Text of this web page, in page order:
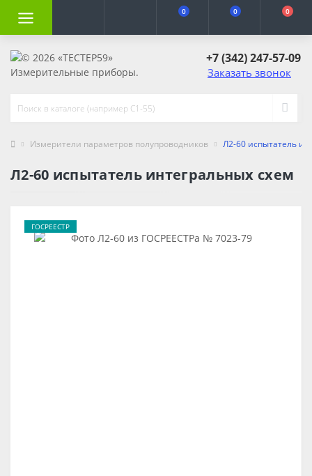
0 0 0
+7 (342) 247-57-09
Заказать звонок
Измерители параметров полупроводников Л2-60 испытатель
Л2-60 испытатель интегральных схем
ГОСРЕЕСТР